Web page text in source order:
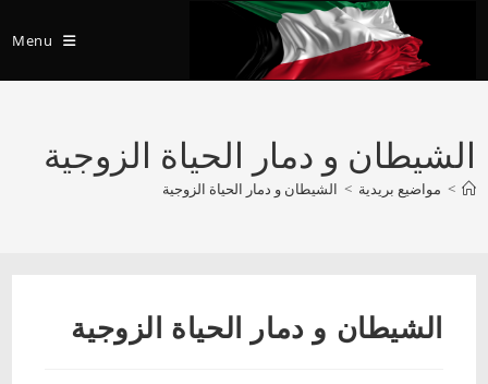
Menu
الشيطان و دمار الحياة الزوجية
> مواضيع بريدية > الشيطان و دمار الحياة الزوجية
الشيطان و دمار الحياة الزوجية